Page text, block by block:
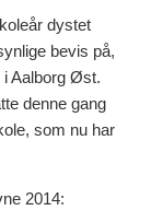
dystet
bevis på,
Aalborg Øst.
denne gang
som nu har
2014: